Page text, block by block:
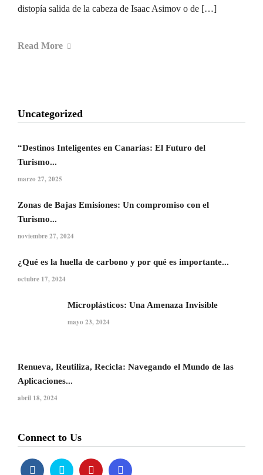
distopía salida de la cabeza de Isaac Asimov o de […]
Read More
Uncategorized
“Destinos Inteligentes en Canarias: El Futuro del
Turismo...
marzo 27, 2025
Zonas de Bajas Emisiones: Un compromiso con el
Turismo...
noviembre 27, 2024
¿Qué es la huella de carbono y por qué es importante...
octubre 17, 2024
Microplásticos: Una Amenaza Invisible
mayo 23, 2024
Renueva, Reutiliza, Recicla: Navegando el Mundo de las
Aplicaciones...
abril 18, 2024
Connect to Us